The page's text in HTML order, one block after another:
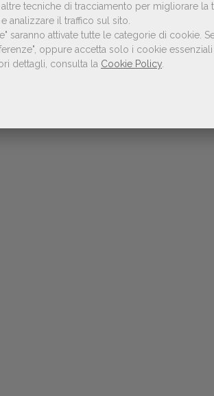
tecniche di tracciamento per migliorare la
analizzare il traffico sul sito.
saranno attivate tutte le categorie di cookie.
oppure accetta solo i cookie
dettagli, consulta la Cookie Policy